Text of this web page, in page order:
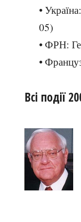
• Україна:
05)
• ФРН:
•
Всі події